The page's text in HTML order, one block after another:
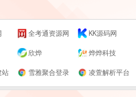
全考通资源网 KK源码网
欣烨 烨烨科技
站 雪雅聚合登录 凌萱解析平台